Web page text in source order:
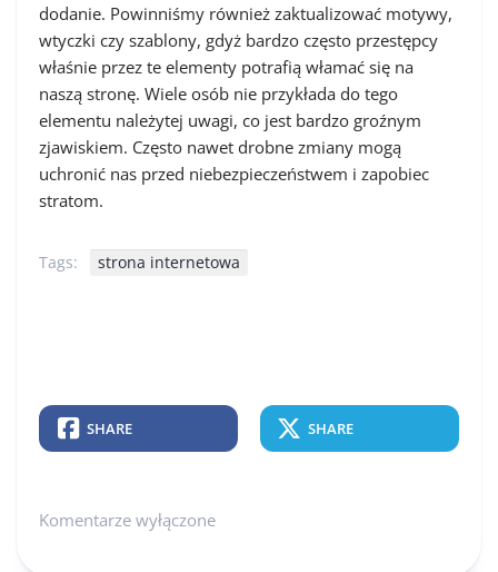
dodanie. Powinniśmy również zaktualizować motywy,
wtyczki czy szablony, gdyż bardzo często przestępcy
właśnie przez te elementy potrafią włamać się na
naszą stronę. Wiele osób nie przykłada do tego
elementu należytej uwagi, co jest bardzo groźnym
zjawiskiem. Często nawet drobne zmiany mogą
uchronić nas przed niebezpieczeństwem i zapobiec
stratom.
Tags: strona internetowa
SHARE SHARE
Komentarze wyłączone